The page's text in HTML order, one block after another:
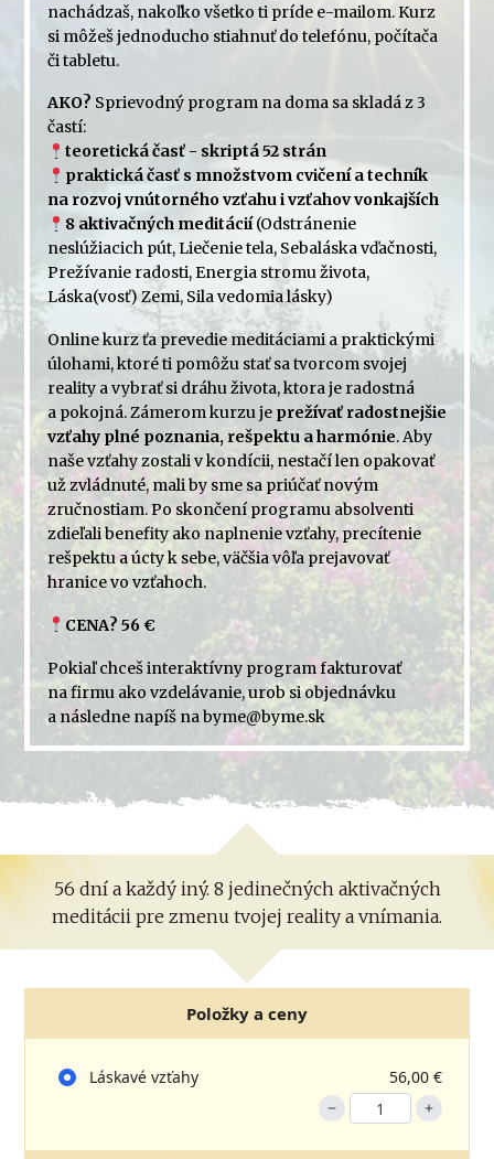
nachádzaš, nakoľko všetko ti príde e-mailom. Kurz
si môžeš jednoducho stiahnuť do telefónu, počítača
či tabletu.
AKO? Sprievodný program na doma sa skladá z 3
častí:
teoretická časť - skriptá 52 strán
praktická časť s množstvom cvičení a techník
na rozvoj vnútorného vzťahu i vzťahov vonkajších
8 aktivačných meditácií (Odstránenie
neslúžiacich pút, Liečenie tela, Sebaláska vďačnosti,
Prežívanie radosti, Energia stromu života,
Láska(vosť) Zemi, Sila vedomia lásky)
Online kurz ťa prevedie meditáciami a praktickými
úlohami, ktoré ti pomôžu stať sa tvorcom svojej
reality a vybrať si dráhu života, ktora je radostná
a pokojná. Zámerom kurzu je prežívať radostnejšie
vzťahy plné poznania, rešpektu a harmónie. Aby
naše vzťahy zostali v kondícii, nestačí len opakovať
už zvládnuté, mali by sme sa priúčať novým
zručnostiam. Po skončení programu absolventi
zdieľali benefity ako naplnenie vzťahy, precítenie
rešpektu a úcty k sebe, väčšia vôľa prejavovať
hranice vo vzťahoch.
CENA? 56 €
Pokiaľ chceš interaktívny program fakturovať
na firmu ako vzdelávanie, urob si objednávku
a následne napíš na byme@byme.sk
56 dní a každý iný. 8 jedinečných aktivačných
meditácii pre zmenu tvojej reality a vnímania.
Položky a ceny
Láskavé vzťahy 56,00 €